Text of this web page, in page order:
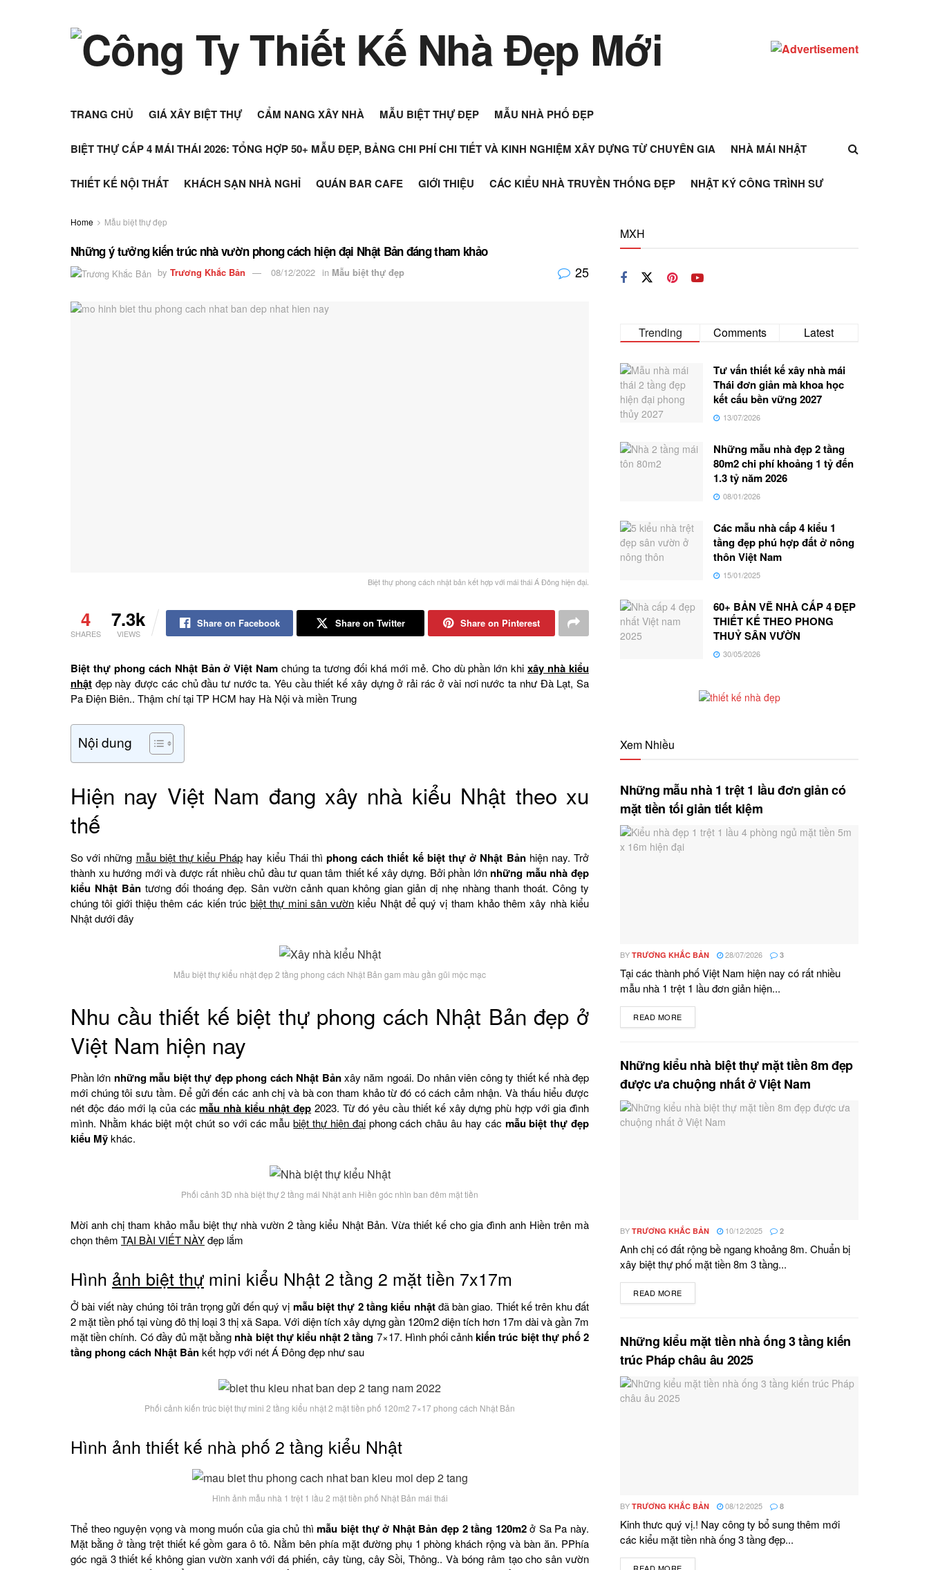
TRANG CHỦ GIÁ XÂY BIỆT THỰ CẨM NANG XÂY NHÀ MẪU BIỆT THỰ ĐẸP MẪU NHÀ PHỐ ĐẸP
BIỆT THỰ CẤP 4 MÁI THÁI 2026: TỔNG HỢP 50+ MẪU ĐẸP, BẢNG CHI PHÍ CHI TIẾT VÀ KINH NGHIỆM XÂY DỰNG TỪ CHUYÊN GIA NHÀ MÁI NHẬT
THIẾT KẾ NỘI THẤT KHÁCH SẠN NHÀ NGHỈ QUÁN BAR CAFE GIỚI THIỆU CÁC KIỂU NHÀ TRUYỀN THỐNG ĐẸP NHẬT KÝ CÔNG TRÌNH SƯ
Home Mẫu biệt thự đẹp
Những ý tưởng kiến trúc nhà vườn phong cách hiện đại Nhật Bản đáng tham khảo
by Trương Khắc Bản 08/12/2022 in Mẫu biệt thự đẹp 25
Biệt thự phong cách nhật bản kết hợp với mái thái Á Đông hiện đại.
4
SHARES
7.3k
VIEWS
Share on Facebook Share on Twitter Share on Pinterest
Biệt thự phong cách Nhật Bản ở Việt Nam chúng ta tương đối khá mới mẻ. Cho dù phần lớn khixây nhà kiểu
nhật đẹp này được các chủ đầu tư nước ta. Yêu cầu thiết kế xây dựng ở rải rác ở vài nơi nước ta như Đà Lạt, Sa
Pa Điện Biên.. Thậm chí tại TP HCM hay Hà Nội và miền Trung
Nội dung
Hiện nay Việt Nam đang xây nhà kiểu Nhật theo xu
thế
So với những mẫu biệt thự kiểu Pháp hay kiểu Thái thìphong cách thiết kế biệt thự ở Nhật Bảnhiện nay. Trở
thành xu hướng mới và được rất nhiều chủ đầu tư quan tâm thiết kế xây dựng. Bởi phần lớn những mẫu nhà đẹp
kiểu Nhật Bảntương đối thoáng đẹp. Sân vườn cảnh quan không gian giản dị nhẹ nhàng thanh thoát. Công ty
chúng tôi giới thiệu thêm các kiến trúcbiệt thự mini sân vườn kiểu Nhật để quý vị tham khảo thêm xây nhà kiểu
Nhật dưới đây
Mẫu biệt thự kiểu nhật đẹp 2 tầng phong cách Nhật Bản gam màu gần gũi mộc mạc
Nhu cầu thiết kế biệt thự phong cách Nhật Bản đẹp ở
Việt Nam hiện nay
Phần lớn những mẫu biệt thự đẹp phong cách Nhật Bảnxây năm ngoái. Do nhân viên công ty thiết kế nhà đẹp
mới chúng tôi sưu tầm. Để gửi đến các anh chị và bà con tham khảo từ đó có cách cảm nhận. Và thấu hiểu được
nét độc đáo mới lạ của cácmẫu nhà kiểu nhật đẹp 2023. Từ đó yêu cầu thiết kế xây dựng phù hợp với gia đình
mình. Nhằm khác biệt một chút so với các mẫubiệt thự hiện đạiphong cách châu âu hay các mẫu biệt thự đẹp
kiểu Mỹkhác.
Phối cảnh 3D nhà biệt thự 2 tầng mái Nhật anh Hiền góc nhìn ban đêm mặt tiền
Mời anh chị tham khảo mẫu biệt thự nhà vườn 2 tầng kiểu Nhật Bản. Vừa thiết kế cho gia đình anh Hiền trên mà
chọn thêm TẠI BÀI VIẾT NÀYđẹp lắm
Hình ảnh biệt thự mini kiểu Nhật 2 tầng 2 mặt tiền 7x17m
Ở bài viết này chúng tôi trân trọng gửi đến quý vị mẫu biệt thự 2 tầng kiểu nhậtđã bàn giao. Thiết kế trên khu đất
2 mặt tiền phố tại vùng đô thị loại 3 thị xã Sapa. Với diện tích xây dựng gần 120m2 diện tích hơn 17m dài và gần 7m
mặt tiền chính. Có đầy đủ mặt bằng nhà biệt thự kiểu nhật 2 tầng 7×17. Hình phối cảnhkiến trúc biệt thự phố 2
tầng phong cách Nhật Bảnkết hợp với nét Á Đông đẹp như sau
Phối cảnh kiến trúc biệt thự mini 2 tầng kiểu nhật 2 mặt tiền phố 120m2 7×17 phong cách Nhật Bản
Hình ảnh thiết kế nhà phố 2 tầng kiểu Nhật
Hình ảnh mẫu nhà 1 trệt 1 lầu 2 mặt tiền phố Nhật Bản mái thái
Thể theo nguyện vọng và mong muốn của gia chủ thìmẫu biệt thự ở Nhật Bản đẹp 2 tầng 120m2ở Sa Pa này.
Mặt bằng ở tầng trệt thiết kế gồm gara ô tô. Nằm bên phía mặt đường phụ 1 phòng khách rộng và bàn ăn. PPhía
góc ngã 3 thiết kế không gian vườn xanh với đá phiến, cây tùng, cây Sồi, Thông.. Và bóng râm tạo cho sân vườn
MXH
Trending Comments Latest
Tư vấn thiết kế xây nhà mái
Thái đơn giản mà khoa học
kết cấu bền vững 2027
13/07/2026
Những mẫu nhà đẹp 2 tầng
80m2 chi phí khoảng 1 tỷ đến
1.3 tỷ năm 2026
08/01/2026
Các mẫu nhà cấp 4 kiểu 1
tầng đẹp phú hợp đất ở nông
thôn Việt Nam
15/01/2025
60+ BẢN VẼ NHÀ CẤP 4 ĐẸP
THIẾT KẾ THEO PHONG
THUỶ SÂN VƯỜN
30/05/2026
Xem Nhiều
Những mẫu nhà 1 trệt 1 lầu đơn giản có
mặt tiền tối giản tiết kiệm
BY TRƯƠNG KHẮC BẢN 28/07/2026 3
Tại các thành phố Việt Nam hiện nay có rất nhiều
mẫu nhà 1 trệt 1 lầu đơn giản hiện...
READ MORE
Những kiểu nhà biệt thự mặt tiền 8m đẹp
được ưa chuộng nhất ở Việt Nam
BY TRƯƠNG KHẮC BẢN 10/12/2025 2
Anh chị có đất rộng bề ngang khoảng 8m. Chuẩn bị
xây biệt thự phố mặt tiền 8m 3 tầng...
READ MORE
Những kiểu mặt tiền nhà ống 3 tầng kiến
trúc Pháp châu âu 2025
BY TRƯƠNG KHẮC BẢN 08/12/2025 8
Kinh thưc quý vị.! Nay công ty bổ sung thêm mới
các kiểu mặt tiền nhà ống 3 tầng đẹp...